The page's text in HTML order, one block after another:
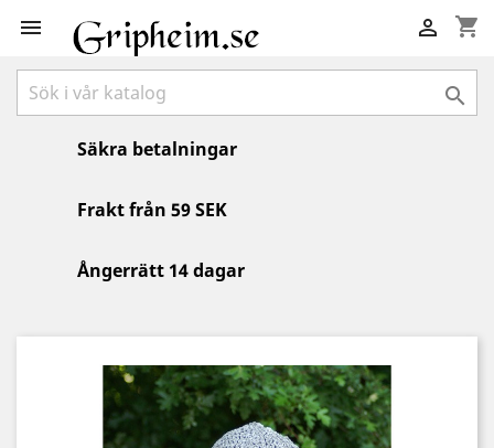
 shopping_cart


Säkra betalningar
Frakt från 59 SEK
Ångerrätt 14 dagar